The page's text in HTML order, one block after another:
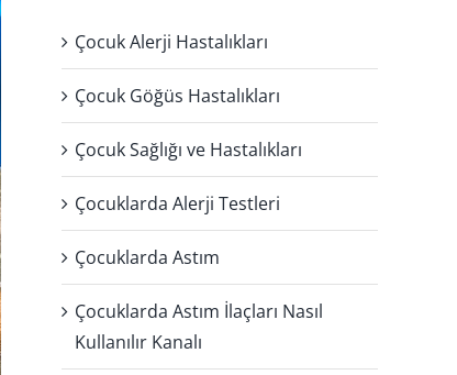
Çocuk Alerji Hastalıkları
Çocuk Göğüs Hastalıkları
Çocuk Sağlığı ve Hastalıkları
Çocuklarda Alerji Testleri
Çocuklarda Astım
Çocuklarda Astım İlaçları Nasıl
Kullanılır Kanalı